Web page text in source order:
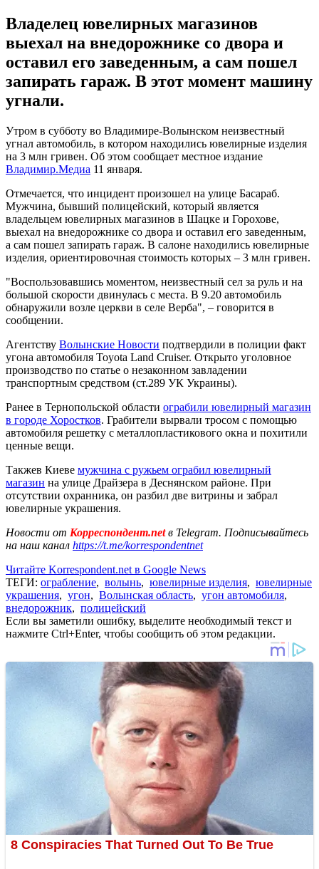
Владелец ювелирных магазинов
выехал на внедорожнике со двора и
оставил его заведенным, а сам пошел
запирать гараж. В этот момент машину
угнали.
Утром в субботу во Владимире-Волынском неизвестный
угнал автомобиль, в котором находились ювелирные изделия
на 3 млн гривен. Об этом сообщает местное издание
Владимир.Медиа 11 января.
Отмечается, что инцидент произошел на улице Басараб.
Мужчина, бывший полицейский, который является
владельцем ювелирных магазинов в Шацке и Горохове,
выехал на внедорожнике со двора и оставил его заведенным,
а сам пошел запирать гараж. В салоне находились ювелирные
изделия, ориентировочная стоимость которых – 3 млн гривен.
"Воспользовавшись моментом, неизвестный сел за руль и на
большой скорости двинулась с места. В 9.20 автомобиль
обнаружили возле церкви в селе Верба", – говорится в
сообщении.
Агентству Волынские Новости подтвердили в полиции факт
угона автомобиля Toyota Land Cruiser. Открыто уголовное
производство по статье о незаконном завладении
транспортным средством (ст.289 УК Украины).
Ранее в Тернопольской области ограбили ювелирный магазин
в городе Хоростков. Грабители вырвали тросом с помощью
автомобиля решетку с металлопластикового окна и похитили
ценные вещи.
Такжев Киеве мужчина с ружьем ограбил ювелирный
магазин на улице Драйзера в Деснянском районе. При
отсутствии охранника, он разбил две витрины и забрал
ювелирные украшения.
Новости от Корреспондент.netв Telegram. Подписывайтесь
на наш канал https://t.me/korrespondentnet
Читайте Korrespondent.net в Google News
ТЕГИ: ограбление, волынь, ювелирные изделия, ювелирные
украшения, угон, Волынская область, угон автомобиля,
внедорожник, полицейский
Если вы заметили ошибку, выделите необходимый текст и
нажмите Ctrl+Enter, чтобы сообщить об этом редакции.